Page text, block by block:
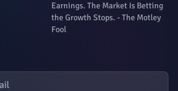
Earnings. The Market Is Betting
the Growth Stops. - The Motley
Fool